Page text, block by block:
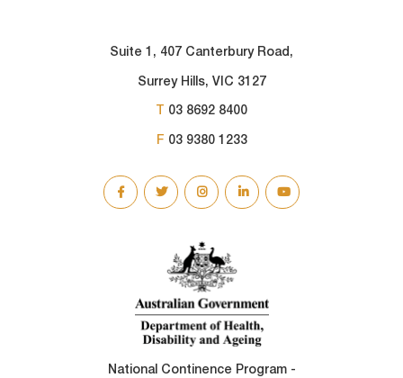
Suite 1, 407 Canterbury Road,
Surrey Hills, VIC 3127
T 03 8692 8400
F 03 9380 1233
National Continence Program -